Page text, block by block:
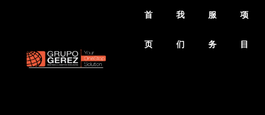
首
页
我
们
服
务
项
目